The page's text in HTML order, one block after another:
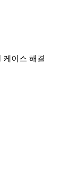
케이스 해결